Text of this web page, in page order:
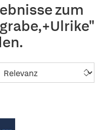
zum